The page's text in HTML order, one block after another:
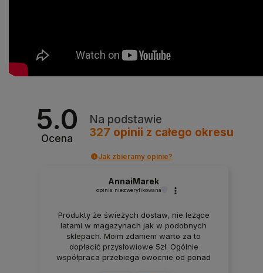
5.0
Ocena
Na podstawie
327 opinii z całego okresu
Jak zbieramy opinie?
AnnaiMarek
opinia niezweryfikowana
Produkty że świeżych dostaw, nie leżące
latami w magazynach jak w podobnych
sklepach. Moim zdaniem warto za to
dopłacić przysłowiowe 5zł. Ogólnie
współpraca przebiega owocnie od ponad